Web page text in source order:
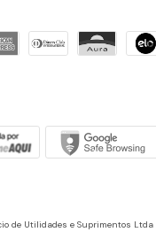
de Utilidades e Suprimentos Ltda